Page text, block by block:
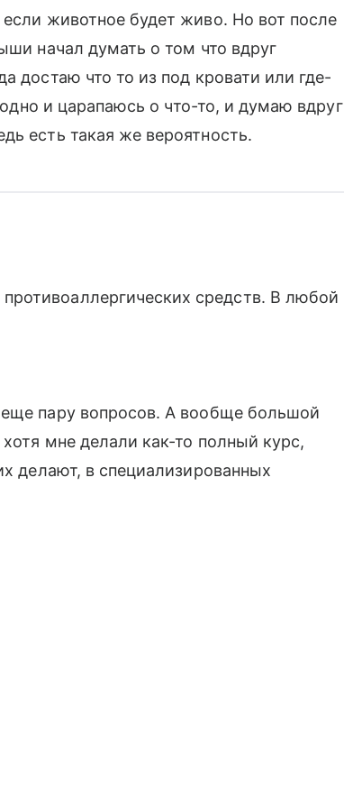
животное будет живо. Но вот после
начал думать о том что вдруг
достаю что то из под кровати или где-
и царапаюсь о что-то, и думаю вдруг
есть такая же вероятность.
средств. В любой
пару вопросов. А вообще большой
мне делали как-то полный курс,
делают, в специализированных